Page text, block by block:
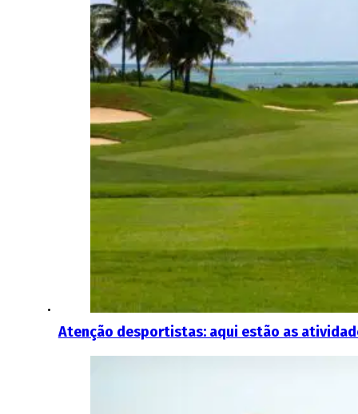
Atenção desportistas: aqui estão as